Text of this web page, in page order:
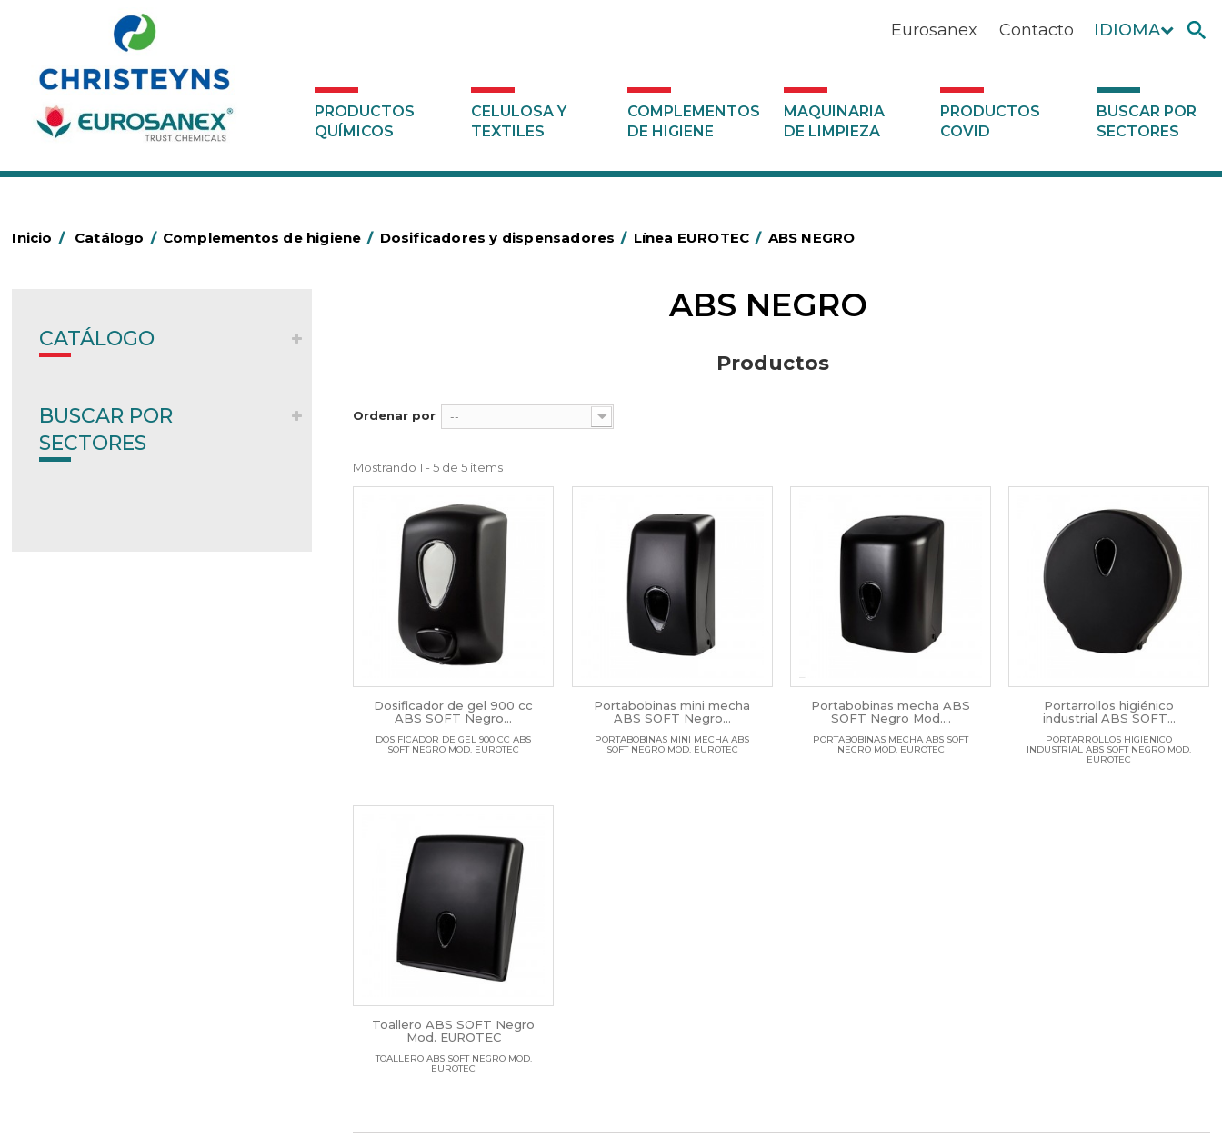
IDIOMA
Contacto
Eurosanex
PRODUCTOS
QUÍMICOS
CELULOSA Y
TEXTILES
COMPLEMENTOS
DE HIGIENE
MAQUINARIA
DE LIMPIEZA
PRODUCTOS
COVID
BUSCAR POR
SECTORES
Inicio / Catálogo / Complementos de higiene / Dosificadores y dispensadores / Línea EUROTEC / ABS NEGRO
CATÁLOGO
BUSCAR POR
SECTORES
ABS NEGRO
Productos
Ordenar por --
Mostrando 1 - 5 de 5 items
Dosificador de gel 900 cc
ABS SOFT Negro...
DOSIFICADOR DE GEL 900 CC ABS
SOFT NEGRO MOD. EUROTEC
Portabobinas mini mecha
ABS SOFT Negro...
PORTABOBINAS MINI MECHA ABS
SOFT NEGRO MOD. EUROTEC
Portabobinas mecha ABS
SOFT Negro Mod....
PORTABOBINAS MECHA ABS SOFT
NEGRO MOD. EUROTEC
Portarrollos higiénico
industrial ABS SOFT...
PORTARROLLOS HIGIENICO
INDUSTRIAL ABS SOFT NEGRO MOD.
EUROTEC
Toallero ABS SOFT Negro
Mod. EUROTEC
TOALLERO ABS SOFT NEGRO MOD.
EUROTEC